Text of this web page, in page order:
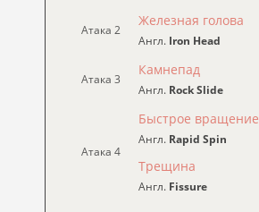
Атака 2
Железная голова
Англ. Iron Head
Атака 3
Камнепад
Англ. Rock Slide
Атака 4
Быстрое вращение
Англ. Rapid Spin
Трещина
Англ. Fissure